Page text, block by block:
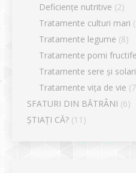
Deficiențe nutritive (2)
Tratamente culturi mari
Tratamente legume (8)
Tratamente pomi
Tratamente sere și
Tratamente vița de vie
SFATURI DIN BĂTRÂNI (6)
ȘTIAȚI CĂ? (11)